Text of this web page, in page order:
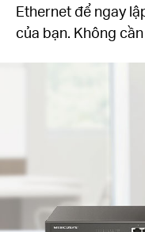
Ethernet để ngay
của bạn. Không